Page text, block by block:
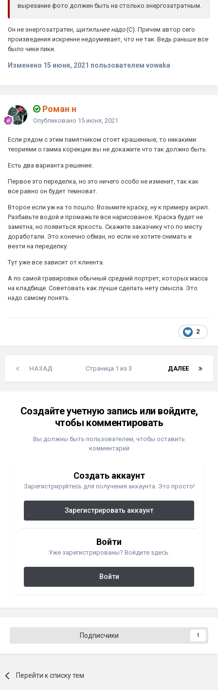
вырезание фото должен быть на столько энергозатратным.
Он не энергозатратен, щитильнее надо(С). Причем автор сего
произведения искренне недоумевает, что не так. Ведь раньше все
было чики пики.
Изменено 15 июня, 2021 пользователем vowaka
Роман н
Опубликовано 15 июня, 2021
Если рядом с этим памятником стоят крашенные, то никакими
теориями о гамма корекции вы не докажите что так должно быть.
Есть два варианта решение.
Первое это переделка, но это ничего особо не изменит, так как
все равно он будет темноват.
Второе если уж на то пошло. Возьмите краску, ну к примеру акрил.
Разбавьте водой и промажьте все нарисованое. Краска будет не
заметна, но появиться яркость. Скажите заказчику что по месту
доработали. Это конечно обман, но если не хотите снимать и
везти на переделку.
Тут уже все зависит от клиента.
А по самой гравировки обычный средний портрет, которых масса
на кладбище. Советовать как лучше сделать нету смысла. Это
надо самому понять.
2
НАЗАД ДАЛЕЕ
Страница 1 из 3
Создайте учетную запись или войдите,
чтобы комментировать
Вы должны быть пользователем, чтобы оставить
комментарий
Создать аккаунт
Зарегистрируйтесь для получения аккаунта. Это просто!
Зарегистрировать аккаунт
Войти
Уже зарегистрированы? Войдите здесь.
Войти
Подписчики 1
Перейти к списку тем